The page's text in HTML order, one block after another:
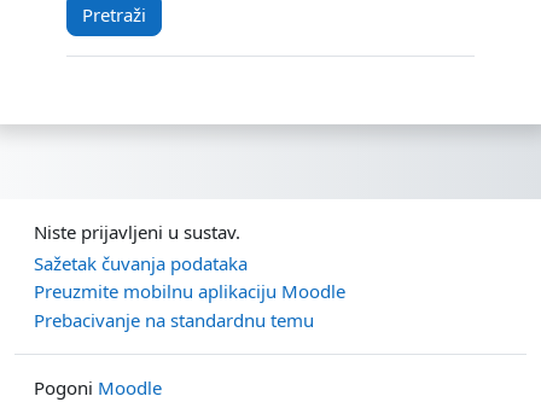
Niste prijavljeni u sustav.
Sažetak čuvanja podataka
Preuzmite mobilnu aplikaciju Moodle
Prebacivanje na standardnu temu
Pogoni Moodle